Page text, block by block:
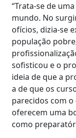
“Trata-se de
mundo. No
ofícios, dizia-se
população
sofisticou e o
ideia de que a
a de que os
parecidos com
oferecem uma
como